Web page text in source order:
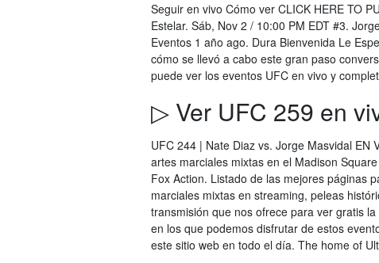
Seguir en vivo Cómo ver CLICK HERE TO
Estelar. Sáb, Nov 2 / 10:00 PM EDT #3.
Eventos 1 año ago. Dura Bienvenida Le
cómo se llevó a cabo este gran paso
puede ver los eventos UFC en vivo y
▷ Ver UFC 259 en
UFC 244 | Nate Diaz vs. Jorge Masvidal EN
artes marciales mixtas en el Madison
Fox Action. Listado de las mejores páginas
marciales mixtas en streaming, peleas
transmisión que nos ofrece para ver gratis
en los que podemos disfrutar de estos
este sitio web en todo el día. The home of